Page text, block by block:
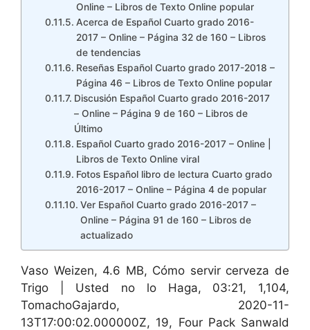
Online – Libros de Texto Online popular
Acerca de Español Cuarto grado 2016-
2017 – Online – Página 32 de 160 – Libros
de tendencias
Reseñas Español Cuarto grado 2017-2018 –
Página 46 – Libros de Texto Online popular
Discusión Español Cuarto grado 2016-2017
– Online – Página 9 de 160 – Libros de
Último
Español Cuarto grado 2016-2017 – Online |
Libros de Texto Online viral
Fotos Español libro de lectura Cuarto grado
2016-2017 – Online – Página 4 de popular
Ver Español Cuarto grado 2016-2017 –
Online – Página 91 de 160 – Libros de
actualizado
Vaso Weizen, 4.6 MB, Cómo servir cerveza de
Trigo | Usted no lo Haga, 03:21, 1,104,
TomachoGajardo, 2020-11-
13T17:00:02.000000Z, 19, Four Pack Sanwald